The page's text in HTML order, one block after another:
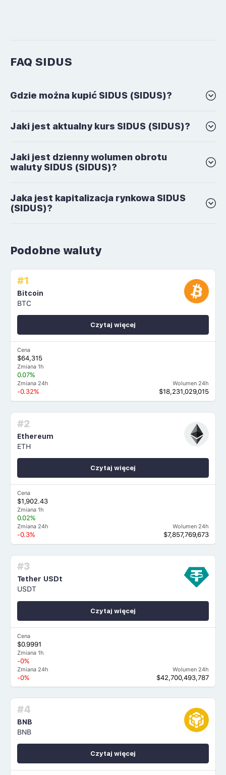
FAQ SIDUS
Gdzie można kupić SIDUS (SIDUS)?
Jaki jest aktualny kurs SIDUS (SIDUS)?
Jaki jest dzienny wolumen obrotu
waluty SIDUS (SIDUS)?
Jaka jest kapitalizacja rynkowa SIDUS
(SIDUS)?
Podobne waluty
#1
Bitcoin
BTC
Cena
$64,315
Zmiana 1h
0.07%
Zmiana 24h
-0.32%
Wolumen 24h
$18,231,029,015
Czytaj więcej
#2
Ethereum
ETH
Cena
$1,902.43
Zmiana 1h
0.02%
Zmiana 24h
-0.3%
Wolumen 24h
$7,857,769,673
Czytaj więcej
#3
Tether USDt
USDT
Cena
$0.9991
Zmiana 1h
-0%
Zmiana 24h
-0%
Wolumen 24h
$42,700,493,787
Czytaj więcej
#4
BNB
BNB
Czytaj więcej